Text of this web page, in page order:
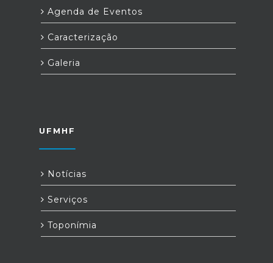
Agenda de Eventos
Caracterização
Galeria
UFMHF
Notícias
Serviços
Toponímia